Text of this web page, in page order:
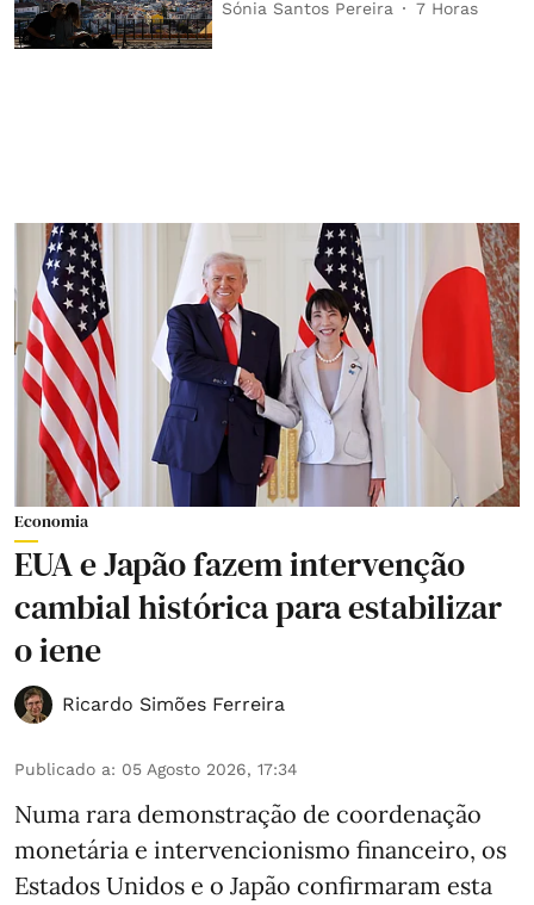
Sónia Santos Pereira 7 Horas
Economia
EUA e Japão fazem intervenção
cambial histórica para estabilizar
o iene
Ricardo Simões Ferreira
Publicado a: 05 Agosto 2026, 17:34
Numa rara demonstração de coordenação
monetária e intervencionismo financeiro, os
Estados Unidos e o Japão confirmaram esta